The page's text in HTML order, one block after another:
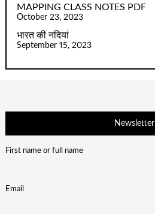
MAPPING CLASS NOTES PDF
October 23, 2023
भारत की नदियां
September 15, 2023
Newsletter
First name or full name
Email